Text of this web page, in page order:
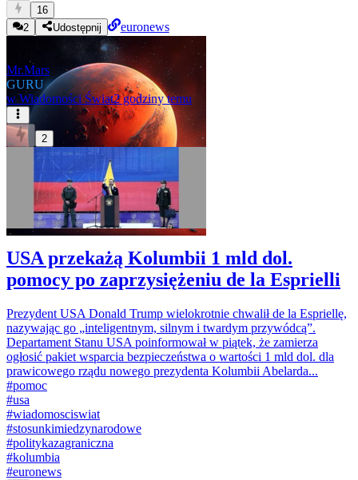
16
2
Udostępnij euronews
Mr.Mars
GURU
w Wiadomości Świat2 godziny temu
2
USA przekażą Kolumbii 1 mld dol.
pomocy po zaprzysiężeniu de la Esprielli
Prezydent USA Donald Trump wielokrotnie chwalił de la Espriellę,
nazywając go „inteligentnym, silnym i twardym przywódcą”.
Departament Stanu USA poinformował w piątek, że zamierza
ogłosić pakiet wsparcia bezpieczeństwa o wartości 1 mld dol. dla
prawicowego rządu nowego prezydenta Kolumbii Abelarda...
#pomoc
#usa
#wiadomosciswiat
#stosunkimiedzynarodowe
#politykazagraniczna
#kolumbia
#euronews